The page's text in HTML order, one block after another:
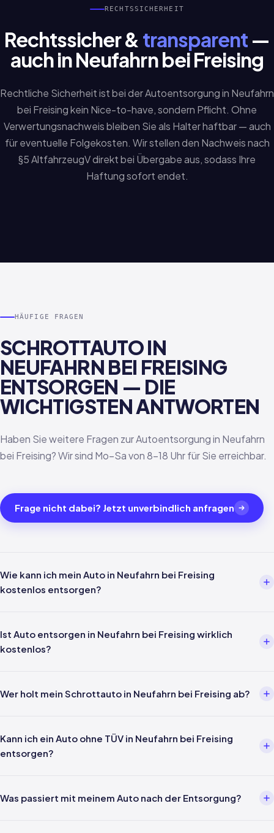
RECHTSSICHERHEIT
Rechtssicher & transparent—
auch in Neufahrn bei Freising
Rechtliche Sicherheit ist bei der Autoentsorgung in Neufahrn
bei Freising kein Nice-to-have, sondern Pflicht. Ohne
Verwertungsnachweis bleiben Sie als Halter haftbar — auch
für eventuelle Folgekosten. Wir stellen den Nachweis nach
§5 AltfahrzeugV direkt bei Übergabe aus, sodass Ihre
Haftung sofort endet.
HÄUFIGE FRAGEN
SCHROTTAUTO IN
NEUFAHRN BEI FREISING
ENTSORGEN — DIE
WICHTIGSTEN ANTWORTEN
Haben Sie weitere Fragen zur Autoentsorgung in Neufahrn
bei Freising? Wir sind Mo–Sa von 8–18 Uhr für Sie erreichbar.
Frage nicht dabei? Jetzt unverbindlich anfragen
Wie kann ich mein Auto in Neufahrn bei Freising
kostenlos entsorgen?
WhatsApp melden — wir kümmern uns um alles weitere inklusive
Abholung in Neufahrn bei Freising und Verwertungsnachweis nach
Ist Auto entsorgen in Neufahrn bei Freising wirklich
kostenlos?
AltfahrzeugV gesetzlich kostenlos. In Neufahrn bei Freising und
Wer holt mein Schrottauto in Neufahrn bei Freising ab?
Freising — kein Drittanbieter, kein Portal. Wir holen Ihr Fahrzeug
persönlich ab.
Kann ich ein Auto ohne TÜV in Neufahrn bei Freising
entsorgen?
Neufahrn bei Freising problemlos angenommen. Auch nicht
Was passiert mit meinem Auto nach der Entsorgung?